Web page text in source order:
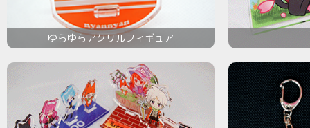
ゆらゆらアクリルフィギュア